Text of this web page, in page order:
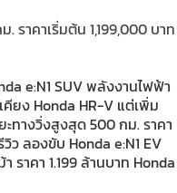
ราคาเริ่มต้น 1,199,000 บาท
e:N1 SUV พลังงานไฟฟ้า
คียง Honda HR-V แต่เพิ่ม
ะทางวิ่งสูงสุด 500 กม. ราคา
วิว ลองขับ Honda e:N1 EV
ราคา 1.199 ล้านบาท Honda